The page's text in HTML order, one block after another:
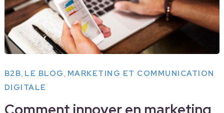
B2B, LE BLOG , MARKETING ET COMMUNICATION
DIGITALE